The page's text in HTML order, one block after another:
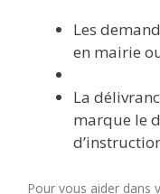
Les
en mairie
La
marque le
Pour vous aider dans